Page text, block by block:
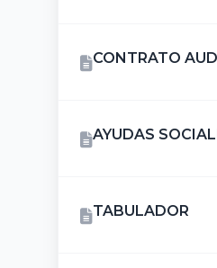
CONTRATO
AYUDAS
TABULADOR